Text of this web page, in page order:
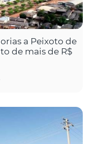
a Peixoto de
de mais de R$